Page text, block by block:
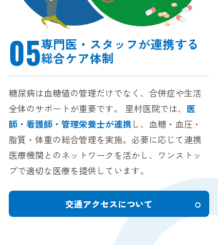
05専門医・スタッフが連携する
総合ケア体制
糖尿病は血糖値の管理だけでなく、合併症や生活
全体のサポートが重要です。 里村医院では、 医
師・看護師・管理栄養士が連携 し、血糖・血圧・
脂質・体重の総合管理を実施。必要に応じて連携
医療機関とのネットワークを活かし、ワンストッ
プで適切な医療を提供しています。
交通アクセスについて